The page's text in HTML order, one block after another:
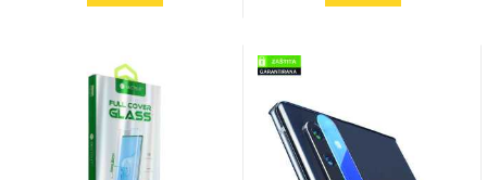
Svemirska kolekcija Valentinovo